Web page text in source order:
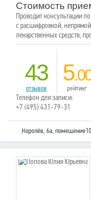
Стоимость
Проводит консультации
с расшифровкой,
лекарственных средств,
43
отзывов
5
рейтинг
Телефон для записи:
+7 (495) 431-79-31
Королёв, 6а,